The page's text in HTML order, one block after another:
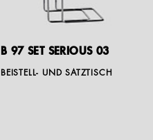
B 97 SET SERIOUS 03
BEISTELL- UND SATZTISCH